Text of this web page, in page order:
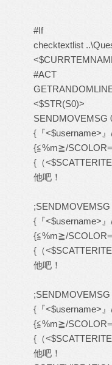
#If
checktextlist
#ACT
<$STR(S0)>
SENDMOVEMSG
{『<$username>
{≦%m≧/
{（
他吧！
;SENDMOVEMSG
{『<$username>
{≦%m≧/
{（
他吧！
;SENDMOVEMSG
{『<$username>
{≦%m≧/
{（
他吧！